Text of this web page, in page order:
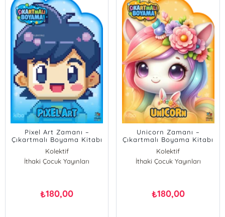
Pixel Art Zamanı –
Çıkartmalı Boyama Kitabı
Kolektif
İthaki Çocuk Yayınları
₺180,00
Unicorn Zamanı –
Çıkartmalı Boyama Kitabı
Kolektif
İthaki Çocuk Yayınları
₺180,00